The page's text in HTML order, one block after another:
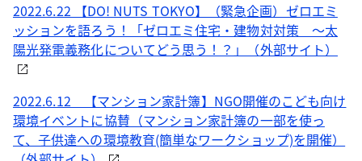
2022.6.22 【DO! NUTS TOKYO】（緊急企画）ゼロエミ
ッションを語ろう！「ゼロエミ住宅・建物対対策 ～太
陽光発電義務化についてどう思う！？」（外部サイト）
2022.6.12 【マンション家計簿】NGO開催のこども向け
環境イベントに協賛（マンション家計簿の一部を使っ
て、子供達への環境教育(簡単なワークショップ)を開催）